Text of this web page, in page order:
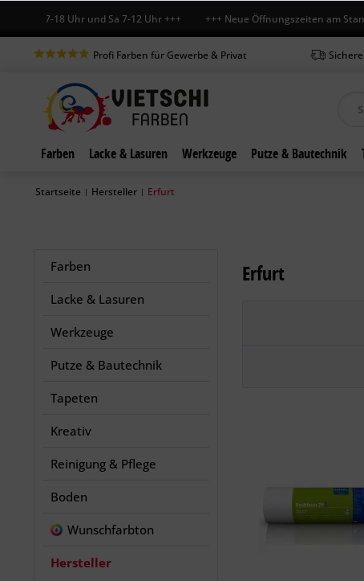
Fr 7-18 Uhr und Sa 7-12 Uhr +++ +++ Neue Öffnungszeiten am Standort
Profi Farben für Gewerbe & Privat
Farben Lacke & Lasuren Werkzeuge Putze & Bautechnik
Startseite | Hersteller | Erfurt
Farben
Lacke & Lasuren
Werkzeuge
Putze & Bautechnik
Tapeten
Kreativ
Reinigung & Pflege
Boden
Wunschfarbton
Hersteller
Erfurt